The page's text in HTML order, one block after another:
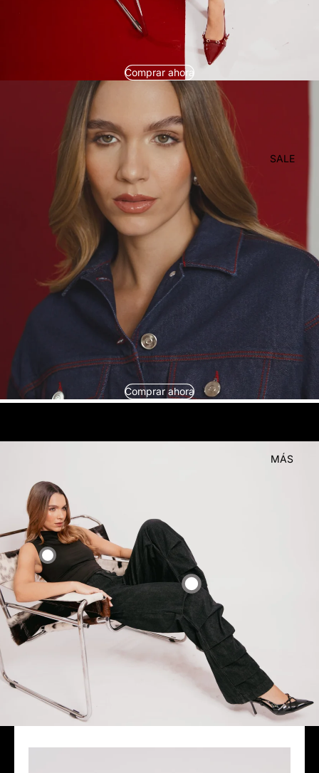
SALE
MÁS
Comprar ahora
Comprar ahora